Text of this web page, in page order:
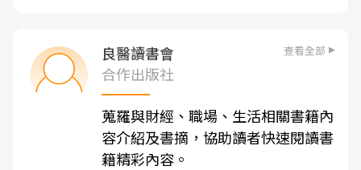
良醫讀書會 查看全部
合作出版社
蒐羅與財經、職場、生活相關書籍內
容介紹及書摘，協助讀者快速閱讀書
籍精彩內容。